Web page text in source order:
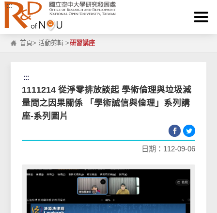
跳到主要內容區塊
:::
首頁>活動剪輯 >研習講座
:::
1111214 從淨零排放談起 學術倫理與垃圾減
量間之因果關係 「學術誠信與倫理」系列講
座-系列圖片
日期：112-09-06